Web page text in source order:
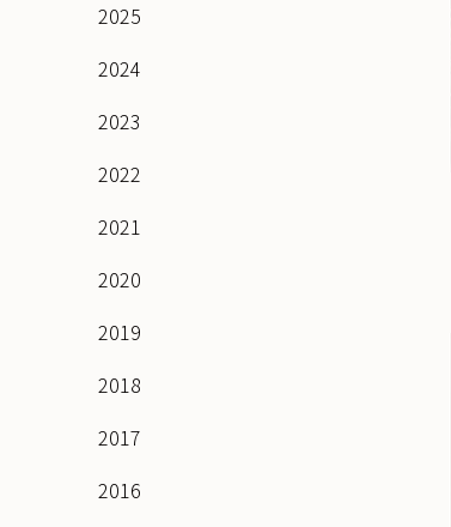
2025
2024
2023
2022
2021
2020
2019
2018
2017
2016